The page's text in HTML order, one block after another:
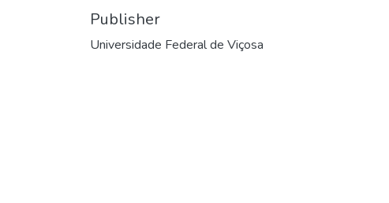
Publisher
Universidade Federal de Viçosa